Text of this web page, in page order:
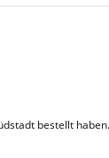
bestellt